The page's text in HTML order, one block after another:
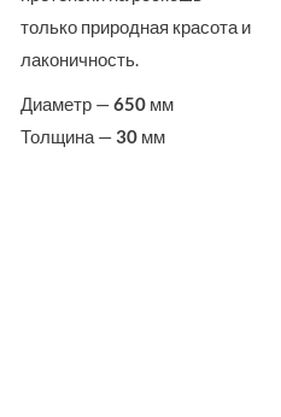
только природная красота и
лаконичность.
Диаметр —650 мм
Толщина —30 мм